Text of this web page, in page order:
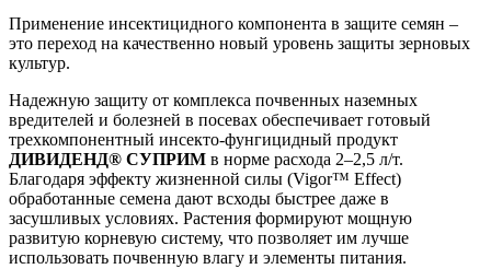
Применение инсектицидного компонента в защите семян –
это переход на качественно новый уровень защиты зерновых
культур.
Надежную защиту от комплекса почвенных наземных
вредителей и болезней в посевах обеспечивает готовый
трехкомпонентный инсекто-фунгицидный продукт
ДИВИДЕНД® СУПРИМ в норме расхода 2–2,5 л/т.
Благодаря эффекту жизненной силы (Vigor™ Effect)
обработанные семена дают всходы быстрее даже в
засушливых условиях. Растения формируют мощную
развитую корневую систему, что позволяет им лучше
использовать почвенную влагу и элементы питания.